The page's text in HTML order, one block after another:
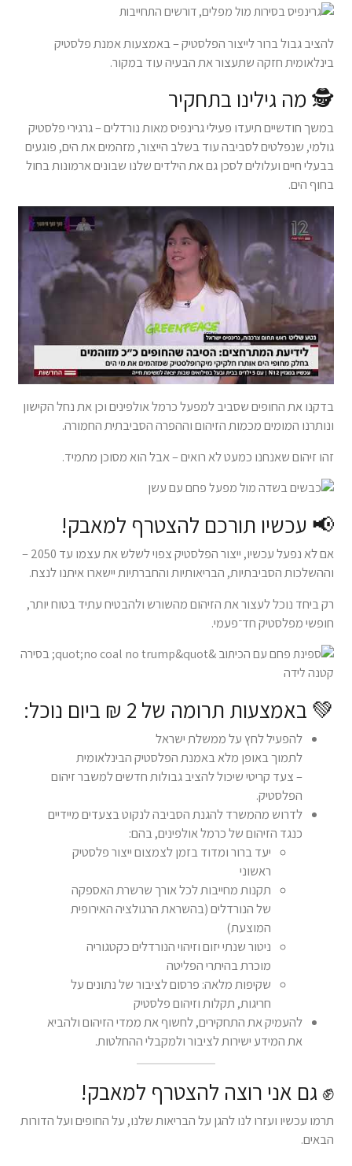
להציב גבול ברור לייצור הפלסטיק – באמצעות אמנת פלסטיק
בינלאומית חזקה שתעצור את הבעיה עוד במקור.
🕵️ מה גילינו בתחקיר
במשך חודשיים תיעדו פעילי גרינפיס מאות נורדלים – גרגירי פלסטיק
גולמי, שנפלטים לסביבה עוד בשלב הייצור, מזהמים את הים, פוגעים
בבעלי חיים ועלולים לסכן גם את הילדים שלנו שבונים ארמונות בחול
בחוף הים.
בדקנו את החופים שסביב למפעל כרמל אולפינים וכן את נחל הקישון
ונותרנו המומים מכמות הזיהום וההפרה הסביבתית החמורה.
זהו זיהום שאנחנו כמעט לא רואים – אבל הוא מסוכן מתמיד.
📢 עכשיו תורכם להצטרף למאבק!
אם לא נפעל עכשיו, ייצור הפלסטיק צפוי לשלש את עצמו עד 2050 –
וההשלכות הסביבתיות, הבריאותיות והחברתיות יישארו איתנו לנצח.
רק ביחד נוכל לעצור את הזיהום מהשורש ולהבטיח עתיד בטוח יותר,
חופשי מפלסטיק חד־פעמי.
💚 באמצעות תרומה של 2 ₪ ביום נוכל:
להפעיל לחץ על ממשלת ישראל
לתמוך באופן מלא באמנת הפלסטיק הבינלאומית
– צעד קריטי שיכול להציב גבולות חדשים למשבר זיהום
הפלסטיק.
לדרוש מהמשרד להגנת הסביבה לנקוט בצעדים מיידיים
כנגד הזיהום של כרמל אולפינים, בהם:
יעד ברור ומדוד בזמן לצמצום ייצור פלסטיק
ראשוני
תקנות מחייבות לכל אורך שרשרת האספקה
של הנורדלים (בהשראת הרגולציה האירופית
המוצעת)
ניטור שנתי יזום וזיהוי הנורדלים כקטגוריה
מוכרת בהיתרי הפליטה
שקיפות מלאה: פרסום לציבור של נתונים על
חריגות, תקלות וזיהום פלסטיק
להעמיק את התחקירים, לחשוף את ממדי הזיהום ולהביא
את המידע ישירות לציבור ולמקבלי ההחלטות.
✊ גם אני רוצה להצטרף למאבק!
תרמו עכשיו ועזרו לנו להגן על הבריאות שלנו, על החופים ועל הדורות
הבאים.